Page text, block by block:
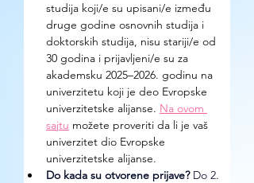
studija koji/e su upisani/e između
druge godine osnovnih studija i
doktorskih studija, nisu stariji/e od
30 godina i prijavljeni/e su za
akademsku 2025–2026. godinu na
univerzitetu koji je deo Evropske
univerzitetske alijanse. Na ovom
sajtu možete proveriti da li je vaš
univerzitet dio Evropske
univerzitetske alijanse.
Do kada su otvorene prijave? Do 2.